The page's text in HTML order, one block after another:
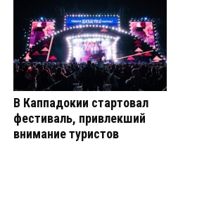
В Каппадокии стартовал
фестиваль, привлекший
внимание туристов